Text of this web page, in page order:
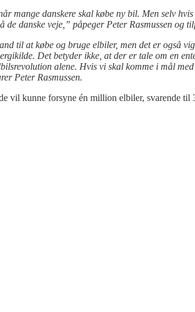
mange danskere skal købe ny bil. Men selv
danske veje,” påpeger Peter Rasmussen og
til at købe og bruge elbiler, men det er også
Det betyder ikke, at der er tale om en
alene. Hvis vi skal komme i mål
Peter Rasmussen.
vil kunne forsyne én million elbiler, svarende til